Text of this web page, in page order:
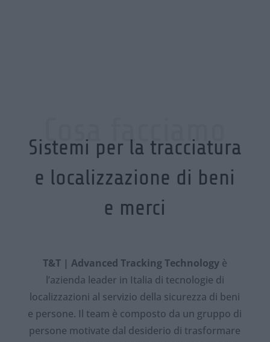
Cosa facciamo
Sistemi per la tracciatura
e localizzazione di beni
e merci
T&T | Advanced Tracking Technologyè
l’azienda leader in Italia di tecnologie di
localizzazioni al servizio della sicurezza di beni
e persone. Il team è composto da un gruppo di
persone motivate dal desiderio di trasformare